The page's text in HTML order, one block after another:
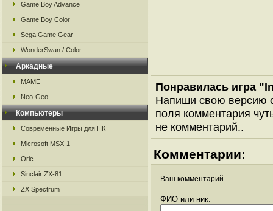
Game Boy Advance
Game Boy Color
Sega Game Gear
WonderSwan / Color
Аркадные
MAME
Neo-Geo
Компьютеры
Современные Игры для ПК
Microsoft MSX-1
Oric
Sinclair ZX-81
ZX Spectrum
Понравилась игра
Напиши свою версию
поля комментария
не комментарий..
Комментарии:
Ваш комментарий
ФИО или ник: